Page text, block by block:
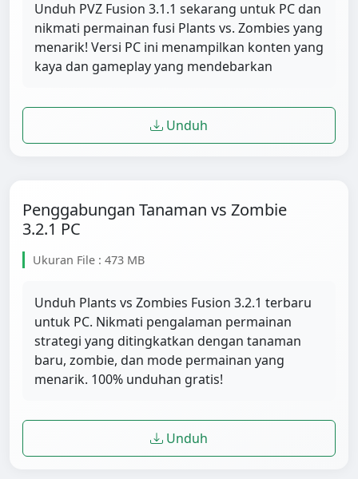
Unduh PVZ Fusion 3.1.1 sekarang untuk PC dan
nikmati permainan fusi Plants vs. Zombies yang
menarik! Versi PC ini menampilkan konten yang
kaya dan gameplay yang mendebarkan
Unduh
Penggabungan Tanaman vs Zombie
3.2.1 PC
Ukuran File : 473 MB
Unduh Plants vs Zombies Fusion 3.2.1 terbaru
untuk PC. Nikmati pengalaman permainan
strategi yang ditingkatkan dengan tanaman
baru, zombie, dan mode permainan yang
menarik. 100% unduhan gratis!
Unduh